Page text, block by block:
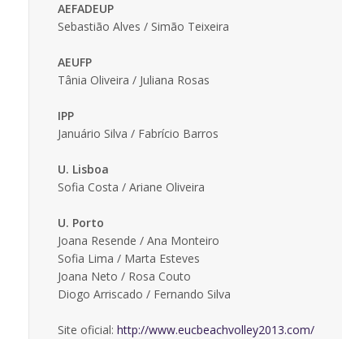
AEFADEUP
Sebastião Alves / Simão Teixeira
AEUFP
Tânia Oliveira / Juliana Rosas
IPP
Januário Silva / Fabrício Barros
U. Lisboa
Sofia Costa / Ariane Oliveira
U. Porto
Joana Resende / Ana Monteiro
Sofia Lima / Marta Esteves
Joana Neto / Rosa Couto
Diogo Arriscado / Fernando Silva
Site oficial: http://www.eucbeachvolley2013.com/